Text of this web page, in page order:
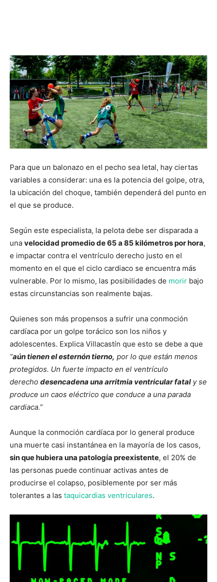
Para que un balonazo en el pecho sea letal, hay ciertas
variables a considerar: una es la potencia del golpe, otra,
la ubicación del choque, también dependerá del punto en
el que se produce.
Según este especialista, la pelota debe ser disparada a
una velocidad promedio de 65 a 85 kilómetros por hora,
e impactar contra el ventrículo derecho justo en el
momento en el que el ciclo cardiaco se encuentra más
vulnerable. Por lo mismo, las posibilidades de morir bajo
estas circunstancias son realmente bajas.
Quienes son más propensos a sufrir una conmoción
cardíaca por un golpe torácico son los niños y
adolescentes. Explica Villacastín que esto se debe a que
“aún tienen el esternón tierno, por lo que están menos
protegidos. Un fuerte impacto en el ventrículo
derecho desencadena una arritmia ventricular fataly se
produce un caos eléctrico que conduce a una parada
cardiaca.”
Aunque la conmoción cardíaca por lo general produce
una muerte casi instantánea en la mayoría de los casos,
sin que hubiera una patología preexistente, el 20% de
las personas puede continuar activas antes de
producirse el colapso, posiblemente por ser más
tolerantes a las taquicardias ventriculares.